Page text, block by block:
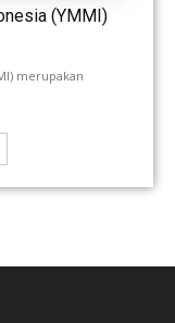
(YMMI)
merupakan